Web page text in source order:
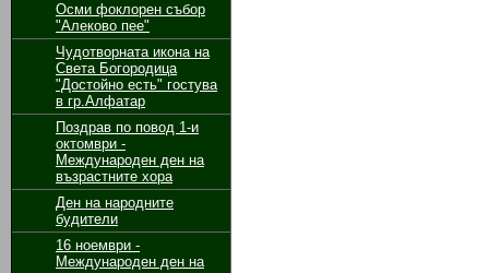
Осми фоклорен събор
"Алеково пее"
Чудотворната икона на
Света Богородица
"Достойно есть" гостува
в гр.Алфатар
Поздрав по повод 1-и
октомври -
Международен ден на
възрастните хора
Ден на народните
будители
16 ноември -
Международен ден на